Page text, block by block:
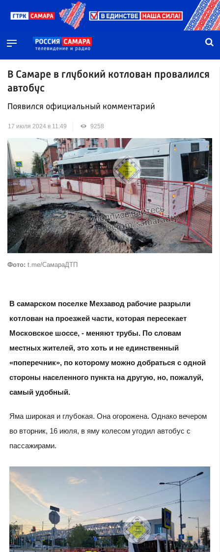
В Самаре в глубокий котлован провалился
автобус
Появился официальный комментарий
17 июля 2024 в 11:49 9258
Фото: t.me/СамараДТП
В самарском поселке Мехзавод рабочие разрыли
котлован на проезжей части, которая пересекает
Московское шоссе, - меняют трубы. По словам
местных жителей, это хоть и не единственный
«поперечник», по которому можно добраться с одной
стороны населенного пункта на другую, но, пожалуй,
самый удобный.
Яма широкая и глубокая. Она огорожена. Однако вечером
во вторник, 16 июля, в яму колесом угодил автобус с
пассажирами.